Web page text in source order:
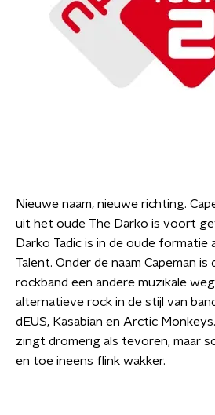
Nieuwe naam, nieuwe richting.
uit het oude The Darko is voort
Darko Tadic is in de oude formatie
Talent. Onder de naam Capeman
rockband een andere muzikale
alternatieve rock in de stijl van
dEUS, Kasabian en Arctic
zingt dromerig als tevoren, maar
en toe ineens flink wakker.